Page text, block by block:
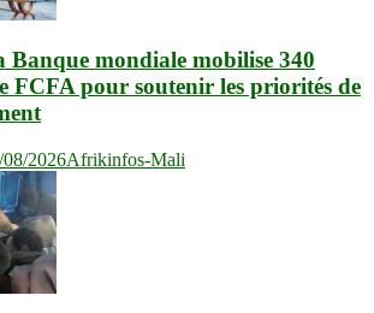
Banque mondiale mobilise 340
FCFA pour soutenir les priorités de
08/2026Afrikinfos-Mali